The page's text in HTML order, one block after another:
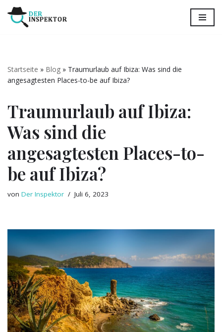
Startseite » Blog » Traumurlaub auf Ibiza: Was sind die
angesagtesten Places-to-be auf Ibiza?
Traumurlaub auf Ibiza:
Was sind die
angesagtesten Places-to-
be auf Ibiza?
von Der Inspektor Juli 6, 2023